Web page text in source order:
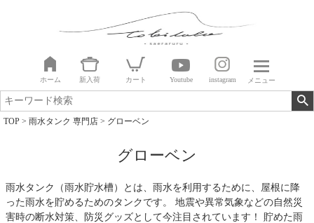
ホーム 新入荷 カート Youtube instagram メニュー
TOP 雨水タンク 専門店 グローベン
グローベン
雨水タンク（雨水貯水槽）とは、雨水を利用するために、屋根に降
った雨水を貯めるためのタンクです。 地震や異常気象などの自然災
害時の断水対策、防災グッズとして今注目されています！ 貯めた雨